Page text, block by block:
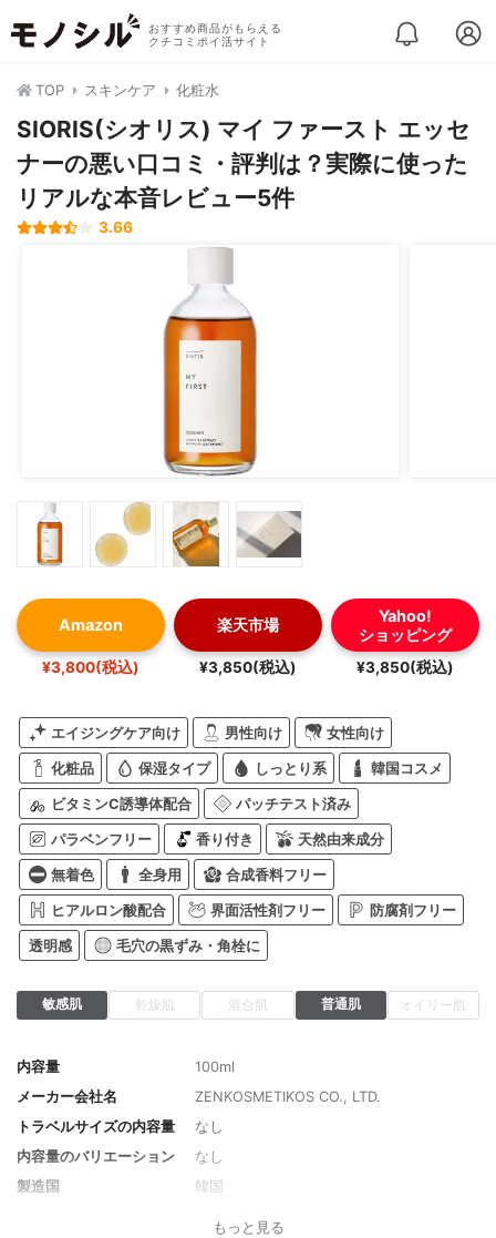
おすすめ商品がもらえる
クチコミポイ活サイト
TOP スキンケア 化粧水
SIORIS(シオリス) マイ ファースト エッセ
ナーの悪い口コミ・評判は？実際に使った
リアルな本音レビュー5件
3.66
Amazon
¥3,800(税込)
楽天市場
¥3,850(税込)
Yahoo!
ショッピング
¥3,850(税込)
エイジングケア向け 男性向け 女性向け
化粧品 保湿タイプ しっとり系 韓国コスメ
ビタミンC誘導体配合 パッチテスト済み
パラベンフリー 香り付き 天然由来成分
無着色 全身用 合成香料フリー
ヒアルロン酸配合 界面活性剤フリー 防腐剤フリー
透明感 毛穴の黒ずみ・角栓に
敏感肌 乾燥肌 混合肌 普通肌 オイリー肌
内容量
100ml
メーカー会社名
ZENKOSMETIKOS CO., LTD.
トラベルサイズの内容量
なし
内容量のバリエーション
なし
製造国
韓国
植物の香り
もっと見る